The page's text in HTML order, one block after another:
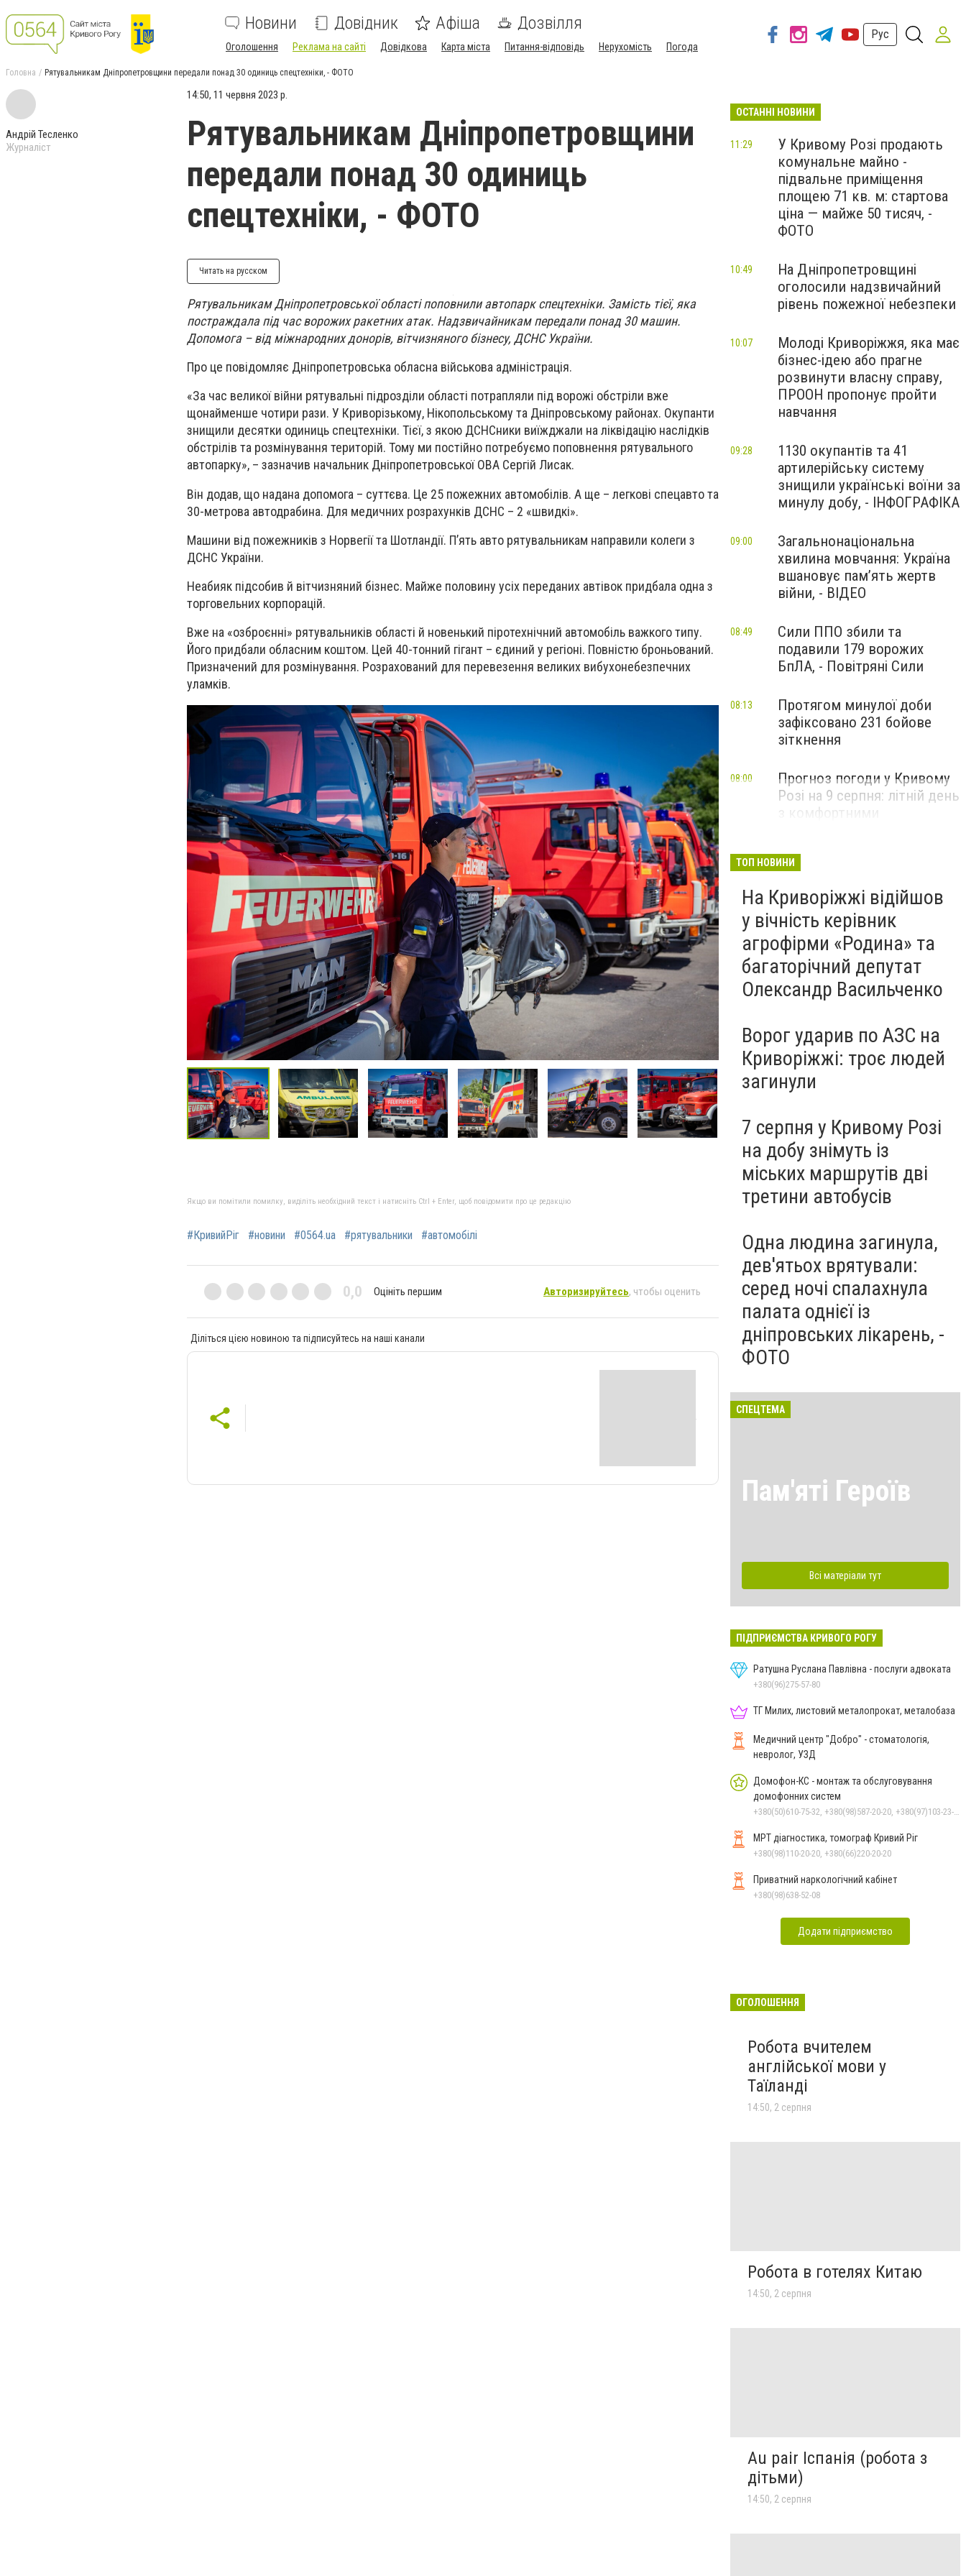
Новини Довідник Афіша Дозвілля
Оголошення Реклама на сайті Довідкова Карта міста Питання-відповідь Нерухомість Погода
Рус
Головна Рятувальникам Дніпропетровщини передали понад 30 одиниць спецтехніки, - ФОТО
Андрій Тесленко
Журналіст
14:50, 11 червня 2023 р.
Рятувальникам Дніпропетровщини
передали понад 30 одиниць
спецтехніки, - ФОТО
Читать на русском
Рятувальникам Дніпропетровської області поповнили автопарк спецтехніки. Замість тієї, яка
постраждала під час ворожих ракетних атак. Надзвичайникам передали понад 30 машин.
Допомога – від міжнародних донорів, вітчизняного бізнесу, ДСНС України.
Про це повідомляє Дніпропетровська обласна військова адміністрація.
«За час великої війни рятувальні підрозділи області потрапляли під ворожі обстріли вже
щонайменше чотири рази. У Криворізькому, Нікопольському та Дніпровському районах. Окупанти
знищили десятки одиниць спецтехніки. Тієї, з якою ДСНСники виїжджали на ліквідацію наслідків
обстрілів та розмінування територій. Тому ми постійно потребуємо поповнення рятувального
автопарку», – зазначив начальник Дніпропетровської ОВА Сергій Лисак.
Він додав, що надана допомога – суттєва. Це 25 пожежних автомобілів. А ще – легкові спецавто та
30-метрова автодрабина. Для медичних розрахунків ДСНС – 2 «швидкі».
Машини від пожежників з Норвегії та Шотландії. П’ять авто рятувальникам направили колеги з
ДСНС України.
Неабияк підсобив й вітчизняний бізнес. Майже половину усіх переданих автівок придбала одна з
торговельних корпорацій.
Вже на «озброєнні» рятувальників області й новенький піротехнічний автомобіль важкого типу.
Його придбали обласним коштом. Цей 40-тонний гігант – єдиний у регіоні. Повністю броньований.
Призначений для розмінування. Розрахований для перевезення великих вибухонебезпечних
уламків.
Якщо ви помітили помилку, виділіть необхідний текст і натисніть Ctrl + Enter, щоб повідомити про це редакцію
#КривийРіг #новини #0564.ua #рятувальники #автомобілі
0,0 Оцініть першим Авторизируйтесь, чтобы оценить
Діліться цією новиною та підписуйтесь на наші канали
ОСТАННІ НОВИНИ
У Кривому Розі продають
комунальне майно -
підвальне приміщення
площею 71 кв. м: стартова
ціна — майже 50 тисяч, -
ФОТО
11:29
На Дніпропетровщині
оголосили надзвичайний
рівень пожежної небезпеки
10:49
Молоді Криворіжжя, яка має
бізнес-ідею або прагне
розвинути власну справу,
ПРООН пропонує пройти
навчання
10:07
1130 окупантів та 41
артилерійську систему
знищили українські воїни за
минулу добу, - ІНФОГРАФІКА
09:28
Загальнонаціональна
хвилина мовчання: Україна
вшановує пам’ять жертв
війни, - ВІДЕО
09:00
Сили ППО збили та
подавили 179 ворожих
БпЛА, - Повітряні Сили
08:49
Протягом минулої доби
зафіксовано 231 бойове
зіткнення
08:13
Прогноз погоди у Кривому
Розі на 9 серпня: літній день
08:00
ТОП НОВИНИ
На Криворіжжі відійшов
у вічність керівник
агрофірми «Родина» та
багаторічний депутат
Олександр Васильченко
Ворог ударив по АЗС на
Криворіжжі: троє людей
загинули
7 серпня у Кривому Розі
на добу знімуть із
міських маршрутів дві
третини автобусів
Одна людина загинула,
дев'ятьох врятували:
серед ночі спалахнула
палата однієї із
дніпровських лікарень, -
ФОТО
СПЕЦТЕМА
Пам'яті Героїв
Всі матеріали тут
ПІДПРИЄМСТВА КРИВОГО РОГУ
Ратушна Руслана Павлівна - послуги адвоката
+380(96)275-57-80
ТГ Милих, листовий металопрокат, металобаза
Медичний центр "Добро" - стоматологія,
невролог, УЗД
Домофон-КС - монтаж та обслуговування
домофонних систем
МРТ діагностика, томограф Кривий Ріг
+380(98)110-20-20, +380(66)220-20-20
Приватний наркологічний кабінет
+380(98)638-52-08
Додати підприємство
ОГОЛОШЕННЯ
Робота вчителем
англійської мови у
Таїланді
14:50, 2 серпня
Робота в готелях Китаю
14:50, 2 серпня
Au pair Іспанія (робота з
дітьми)
14:50, 2 серпня